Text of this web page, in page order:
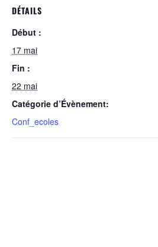
DÉTAILS
Début :
17 mai
Fin :
22 mai
Catégorie d’Évènement:
Conf_ecoles